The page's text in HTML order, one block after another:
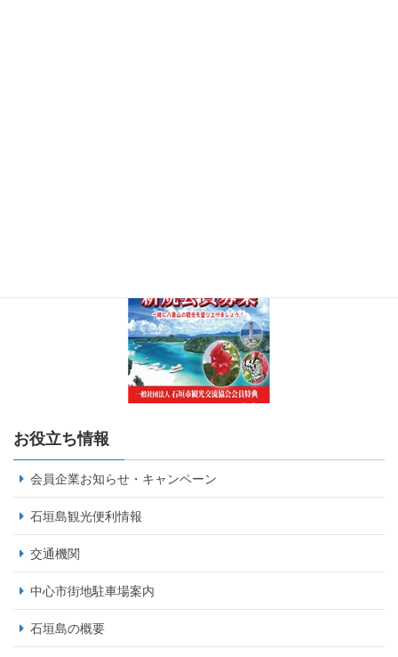
お役立ち情報
会員企業お知らせ・キャンペーン
石垣島観光便利情報
交通機関
中心市街地駐車場案内
石垣島の概要